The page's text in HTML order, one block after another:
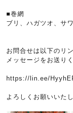
■巻網
ブリ、ハガツオ、サ
お問合せは以下のリ
メッセージをお送り
https://lin.ee/
よろしくお願いいたし